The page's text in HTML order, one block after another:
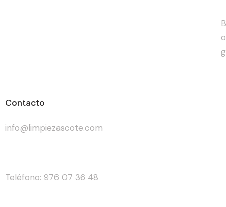
o
g
Contacto
info@limpiezascote.com
Teléfono: 976 07 36 48